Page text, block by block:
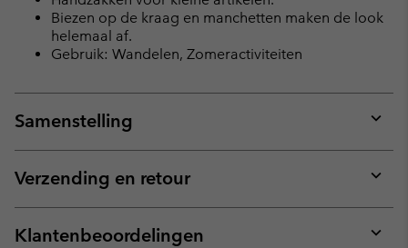
Biezen op de kraag en manchetten maken de look
helemaal af.
Gebruik: Wandelen, Zomeractiviteiten
Samenstelling
or
Verzending en retour
or
Klantenbeoordelingen